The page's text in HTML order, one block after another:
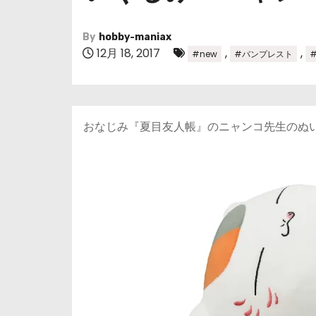
By hobby-maniax
12月 18, 2017 #new , #バンプレスト ,
おなじみ『夏目友人帳』のニャンコ先生のぬ